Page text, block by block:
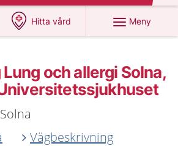
Hitta vård
på 1177.se
Meny
och allergi Solna,
Vägbeskrivning